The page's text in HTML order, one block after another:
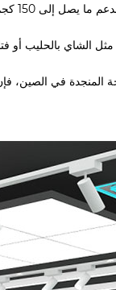
في المتاجر المزدحمة.
الشاي بالحليب أو